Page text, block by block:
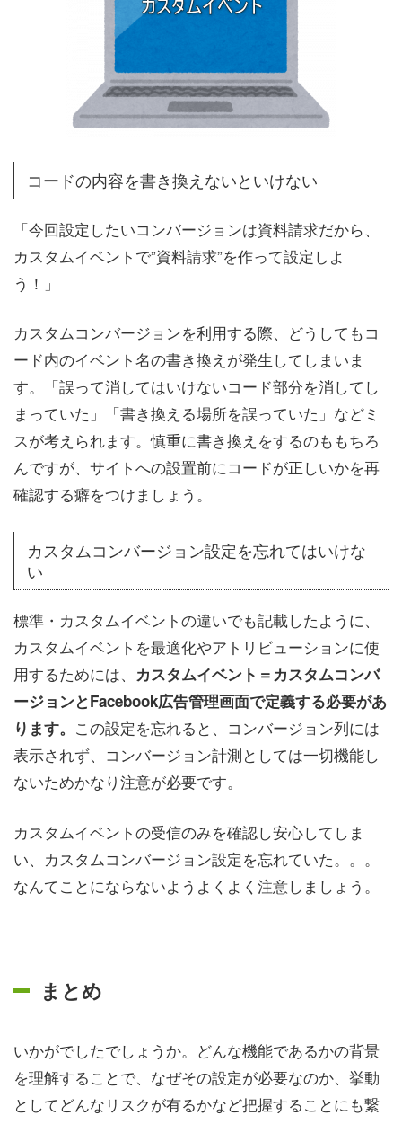
コードの内容を書き換えないといけない
「今回設定したいコンバージョンは資料請求だから、
カスタムイベントで”資料請求”を作って設定しよ
う！」
カスタムコンバージョンを利用する際、どうしてもコ
ード内のイベント名の書き換えが発生してしまいま
す。「誤って消してはいけないコード部分を消してし
まっていた」「書き換える場所を誤っていた」などミ
スが考えられます。慎重に書き換えをするのももちろ
んですが、サイトへの設置前にコードが正しいかを再
確認する癖をつけましょう。
カスタムコンバージョン設定を忘れてはいけな
い
標準・カスタムイベントの違いでも記載したように、
カスタムイベントを最適化やアトリビューションに使
用するためには、
カスタムイベント＝カスタムコンバ
ージョンとFacebook広告管理画面で定義する必要があ
ります。 この設定を忘れると、コンバージョン列には
表示されず、コンバージョン計測としては一切機能し
ないためかなり注意が必要です。
カスタムイベントの受信のみを確認し安心してしま
い、カスタムコンバージョン設定を忘れていた。。。
なんてことにならないようよくよく注意しましょう。
まとめ
いかがでしたでしょうか。どんな機能であるかの背景
を理解することで、なぜその設定が必要なのか、挙動
としてどんなリスクが有るかなど把握することにも繋